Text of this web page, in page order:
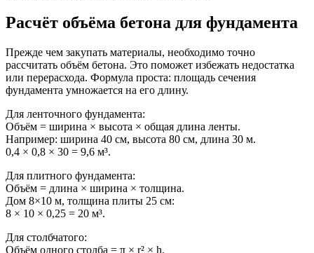
Расчёт объёма бетона для фундамента
Прежде чем закупать материалы, необходимо точно
рассчитать объём бетона. Это поможет избежать недостатка
или перерасхода. Формула проста: площадь сечения
фундамента умножается на его длину.
Для ленточного фундамента:
Объём = ширина × высота × общая длина ленты.
Например: ширина 40 см, высота 80 см, длина 30 м.
0,4 × 0,8 × 30 = 9,6 м³.
Для плитного фундамента:
Объём = длина × ширина × толщина.
Дом 8×10 м, толщина плиты 25 см:
8 × 10 × 0,25 = 20 м³.
Для столбчатого:
Объём одного столба = π × r² × h.